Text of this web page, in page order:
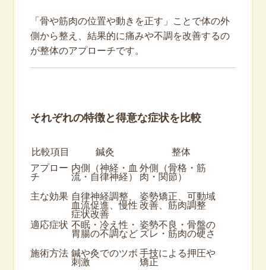
「骨や筋肉の位置や動きを正す」ことで体の外
側から整え、結果的に痛みや不調を改善するの
が整体のアプローチです。
それぞれの特徴と得意な症状を比較
比較項目 鍼灸
整体
アプロー
チ
内側（神経・血
流・自律神経）
外側（骨格・筋
肉・関節）
主な効果 自律神経調整、
血流促進、慢性
症状改善
姿勢矯正、可動域
改善、筋肉調整
適応症状 不眠・冷え性・
胃腸の不調など
姿勢不良・骨盤の
ズレ・筋肉の硬さ
施術方法 鍼や灸でのツボ
刺激
手技による押圧や
矯正